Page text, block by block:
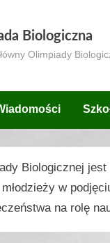
Biologiczna
Olimpiady
Biologicznej
w
na rolę